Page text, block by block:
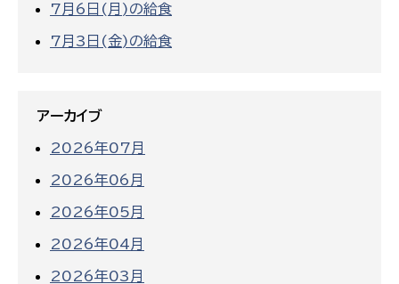
7月6日(月)の給食
7月3日(金)の給食
アーカイブ
2026年07月
2026年06月
2026年05月
2026年04月
2026年03月